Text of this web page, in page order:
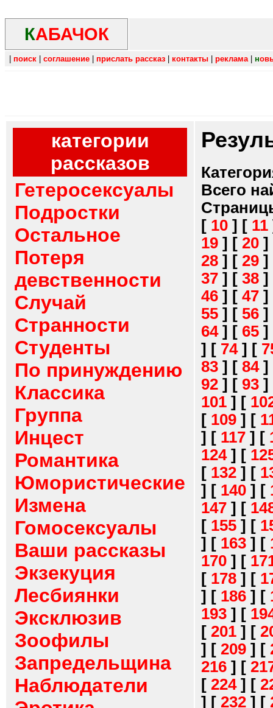
КАБАЧОК
поиск соглашение прислать рассказ контакты реклама| н
категории
рассказов
Гетеросексуалы
Подростки
Остальное
Потеря
девственности
Случай
Странности
Студенты
По принуждению
Классика
Группа
Инцест
Романтика
Юмористические
Измена
Гомосексуалы
Ваши рассказы
Экзекуция
Лесбиянки
Эксклюзив
Зоофилы
Запредельщина
Наблюдатели
Всего
[ 10 ] [ 11
19 ] [ 20 ]
28 ] [ 29 ]
37 ] [ 38 ]
46 ] [ 47 ]
55 ] [ 56 ]
64] [ 65 ]
] [ 74] [
83 ] [ 84]
92 ] [ 93 ]
101 ] [
[ 109 ] [
] [ 117 ] [
124] [
[ 132 ] [
] [ 140 ] [
147 ] [
[ 155 ] [
] [ 163 ] [
170 ] [
[ 178 ] [
] [ 186 ] [
193 ] [
[ 201 ] [
] [ 209 ] [
216 ] [
[ 224] [
] [ 232 ] [